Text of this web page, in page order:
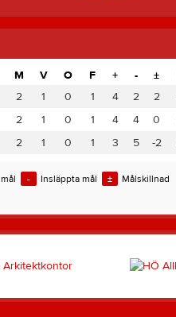
M V O F + - ±
2 1 0 1 4 2 2
2 1 0 1 4 4 0
2 1 0 1 3 5 -2
- Insläppta mål ±
Målskillnad